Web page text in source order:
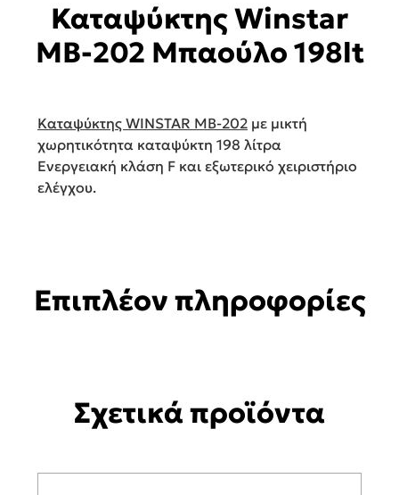
Καταψύκτης Winstar
MB-202 Μπαούλο 198lt
Καταψύκτης WINSTAR MB-202 με μικτή
χωρητικότητα καταψύκτη 198 λίτρα
Ενεργειακή κλάση F και εξωτερικό χειριστήριο
ελέγχου.
Επιπλέον πληροφορίες
Σχετικά προϊόντα